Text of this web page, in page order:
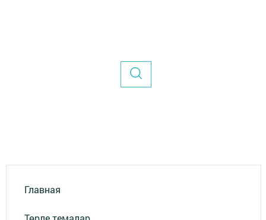
Главная